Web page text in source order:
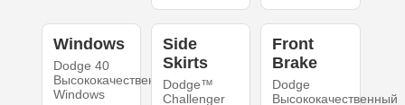
Windows
Dodge 40
Высококачественный
Windows
Side
Skirts
Dodge™
Challenger
Front
Brake
Dodge
Высококачественный